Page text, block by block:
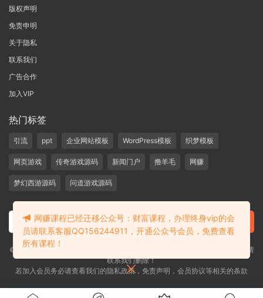
版权声明
免责申明
关于隐私
联系我们
广告合作
加入VIP
热门标签
引流 ppt 企业网站模板 WordPress模板 织梦模板
网页游戏 传奇游戏源码 新闻门户 撸羊毛 网赚
梦幻西游源码 问道游戏源码
©2019-2020 愁资源 站内大部分资源收集于网络，若侵犯了您的合法权益，请
联系我们删除！
若加入会员务必请查看我们的隐私政策，免责声明，会员协议等相关的条款
网赚课程已经迁移公众号：财富课程，办理终身vip的会
员请联系客服QQ156244911，开通公众号会员，免费查看
所有课程！